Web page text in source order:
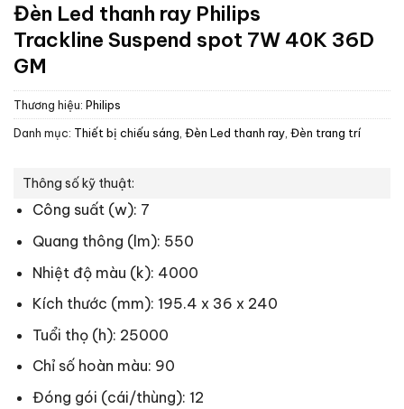
Đèn Led thanh ray Philips
Trackline Suspend spot 7W 40K 36D
GM
Thương hiệu: Philips
Danh mục: Thiết bị chiếu sáng Đèn Led thanh ray Đèn trang trí
Thông số kỹ thuật:
Công suất (w): 7
Quang thông (lm): 550
Nhiệt độ màu (k): 4000
Kích thước (mm): 195.4 x 36 x 240
Tuổi thọ (h): 25000
Chỉ số hoàn màu: 90
Đóng gói (cái/thùng): 12